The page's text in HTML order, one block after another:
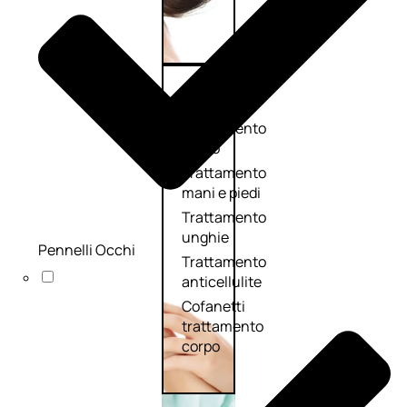
Corpo
Trattamento
corpo
Trattamento
mani e piedi
Trattamento
unghie
Trattamento
anticellulite
Cofanetti
trattamento
corpo
Pennelli Occhi